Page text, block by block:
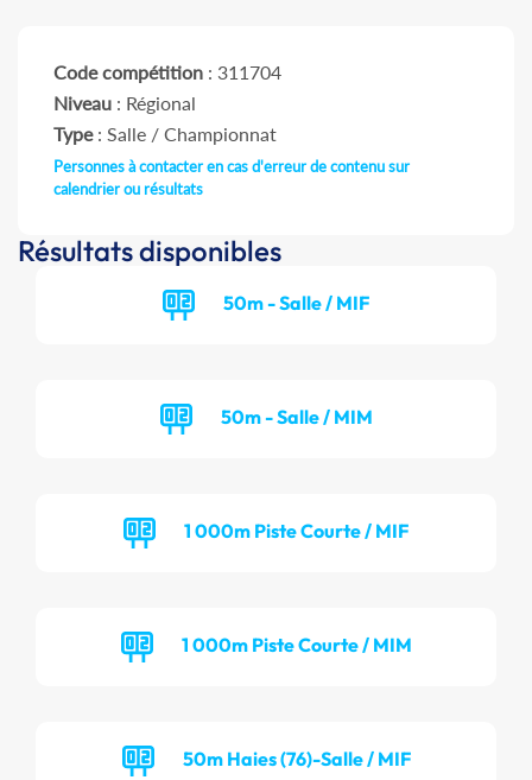
Code compétition : 311704
Niveau : Régional
Type: Salle / Championnat
Personnes à contacter en cas d'erreur de contenu sur
calendrier ou résultats
Résultats disponibles
50m - Salle / MIF
50m - Salle / MIM
1 000m Piste Courte / MIF
1 000m Piste Courte / MIM
50m Haies (76)-Salle / MIF